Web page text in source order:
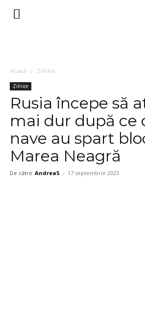
Acasă Zilnice
Zilnice
Rusia începe să
mai dur după ce
nave au spart
Marea Neagră
De către AndreaS - 17 septembrie 2023